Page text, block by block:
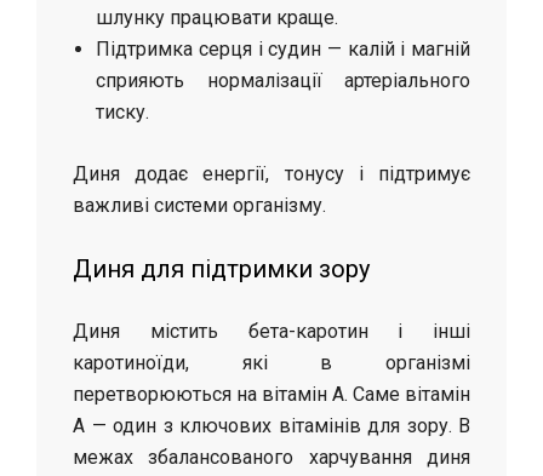
шлунку працювати краще.
Підтримка серця і судин — калій і магній
сприяють нормалізації артеріального
тиску.
Диня додає енергії, тонусу і підтримує
важливі системи організму.
Диня для підтримки зору
Диня містить бета-каротин і інші
каротиноїди, які в організмі
перетворюються на вітамін A. Саме вітамін
A — один з ключових вітамінів для зору. В
межах збалансованого харчування диня